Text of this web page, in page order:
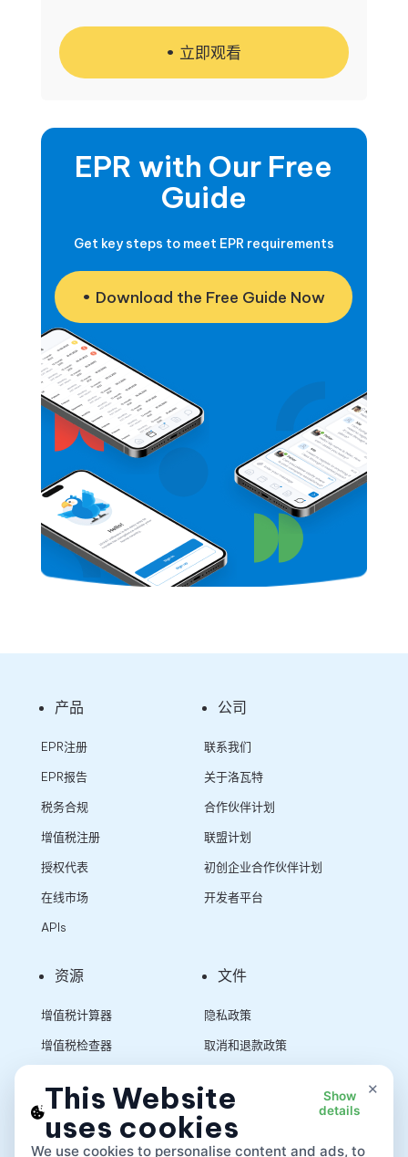
立即观看
EPR with Our Free
Guide
Get key steps to meet EPR requirements
Download the Free Guide Now
产品
EPR注册
EPR报告
税务合规
增值税注册
授权代表
在线市场
APIs
公司
联系我们
关于洛瓦特
合作伙伴计划
联盟计划
初创企业合作伙伴计划
开发者平台
资源
增值税计算器
增值税检查器
文件
隐私政策
取消和退款政策
App
×
This Website
uses cookies
Show
details
We use cookies to personalise content and ads, to